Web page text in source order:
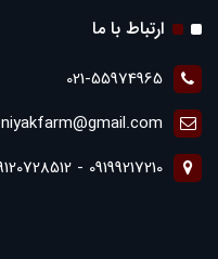
ارتباط با ما
021-55974965
niyakfarm@gmail.com
09199217210 - 09120728512